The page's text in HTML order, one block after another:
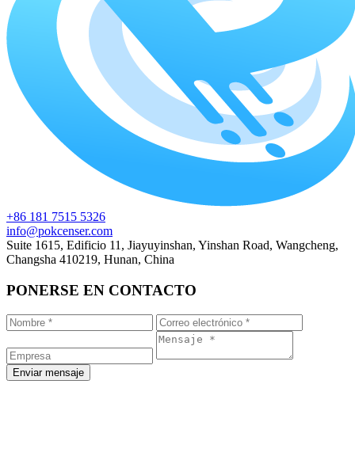
+86 181 7515 5326
info@pokcenser.com
Suite 1615, Edificio 11, Jiayuyinshan, Yinshan Road, Wangcheng,
Changsha 410219, Hunan, China
PONERSE EN CONTACTO
Enviar mensaje